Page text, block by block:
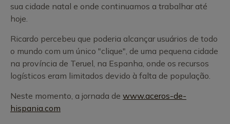
sua cidade natal e onde continuamos a trabalhar até
hoje.
Ricardo percebeu que poderia alcançar usuários de todo
o mundo com um único "clique", de uma pequena cidade
na província de Teruel, na Espanha, onde os recursos
logísticos eram limitados devido à falta de população.
Neste momento, a jornada de www.aceros-de-
hispania.com